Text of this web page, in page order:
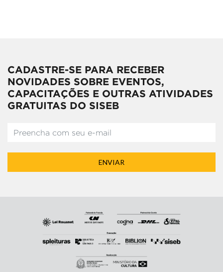
CADASTRE-SE PARA RECEBER
NOVIDADES SOBRE EVENTOS,
CAPACITAÇÕES E OUTRAS ATIVIDADES
GRATUITAS DO SISEB
ENVIAR